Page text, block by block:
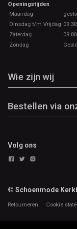
Openingstijden
Maandag
Dinsdag t/m Vrijdag
Zaterdag
Zondag
Wie zijn wij
Bestellen via
Volg ons
© Schoenmode
Retourneren Cookie